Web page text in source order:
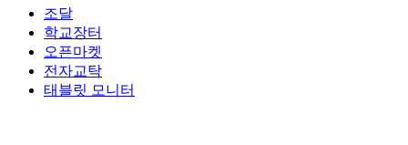
조달
학교장터
오픈마켓
전자교탁
태블릿 모니터